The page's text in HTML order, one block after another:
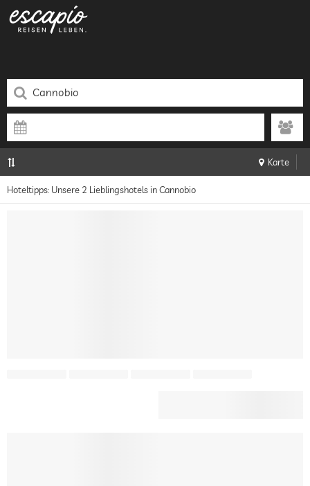
Karte
Hoteltipps: Unsere 2 Lieblingshotels in Cannobio